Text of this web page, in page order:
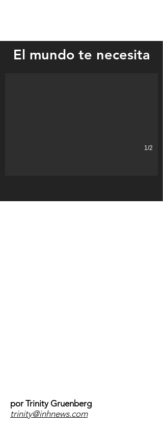
El mundo te necesita
Speaker Cory Greenwood came to the
1/2
por Trinity Gruenberg
trinity@inhnews.com